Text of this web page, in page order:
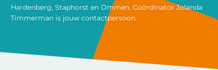
Hardenberg, Staphorst en Ommen. Coördinator Jolanda
Timmerman is jouw contactpersoon.